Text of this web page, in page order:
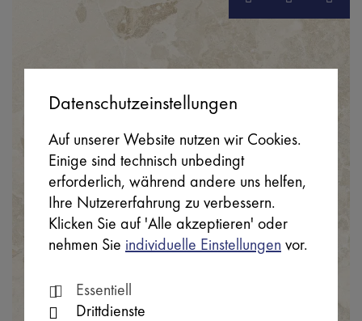
Datenschutzeinstellungen
Auf unserer Website nutzen wir Cookies.
Einige sind technisch unbedingt
erforderlich, während andere uns helfen,
Ihre Nutzererfahrung zu verbessern.
Klicken Sie auf 'Alle akzeptieren' oder
nehmen Sie individuelle Einstellungen vor.
Essentiell
Drittdienste